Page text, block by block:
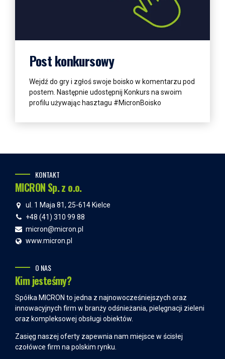
Post konkursowy
Wejdź do gry i zgłoś swoje boisko w komentarzu pod
postem. Następnie udostępnij Konkurs na swoim
profilu używając hasztagu #MicronBoisko
KONTAKT
MICRON Sp. z o.o.
ul. 1 Maja 81, 25-614 Kielce
+48 (41) 310 99 88
micron@micron.pl
www.micron.pl
O NAS
Kim jesteśmy?
Spółka MICRON to jedna z najnowocześniejszych oraz
innowacyjnych firm w branży odśnieżania, pielęgnacji zieleni
oraz kompleksowej obsługi obiektów.
Zasięg naszej oferty zapewnia nam miejsce w ścisłej
czołówce firm na polskim rynku.